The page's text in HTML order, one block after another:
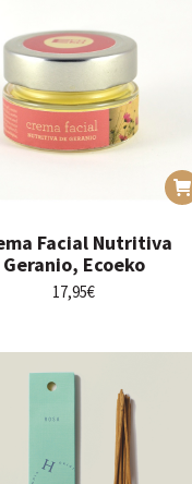
Facial Nutritiva
Geranio, Ecoeko
17,95€